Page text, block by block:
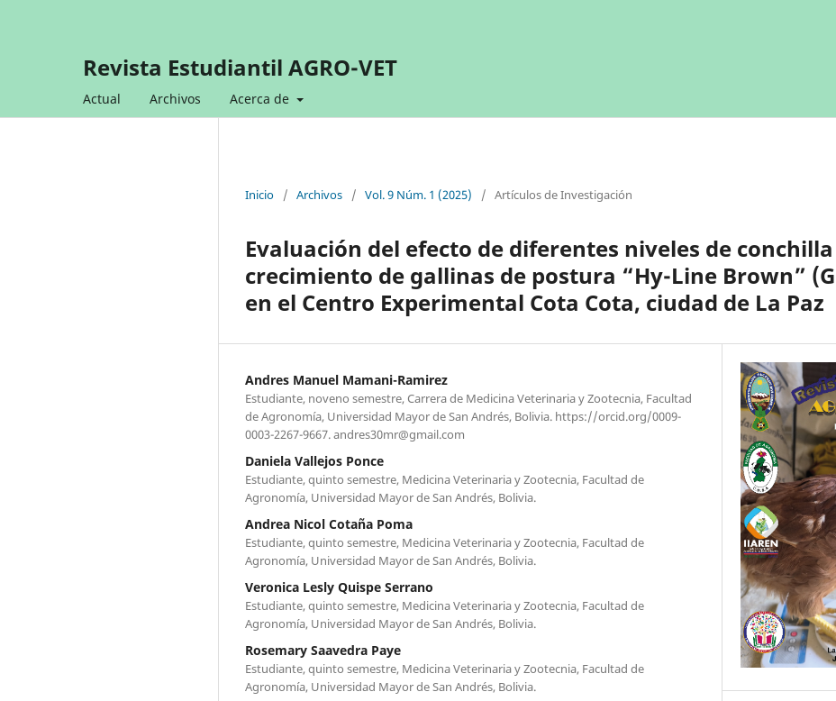
Revista Estudiantil AGRO-VET
Actual Archivos Acerca de
Inicio / Archivos / Vol. 9 Núm. 1 (2025) / Artículos de Investigación
Evaluación del efecto de diferentes niveles de
crecimiento de gallinas de postura “Hy-Line Brown”
en el Centro Experimental Cota Cota, ciudad de La Paz
Andres Manuel Mamani-Ramirez
Estudiante, noveno semestre, Carrera de Medicina Veterinaria y Zootecnia, Facultad
de Agronomía, Universidad Mayor de San Andrés, Bolivia. https://orcid.org/0009-
0003-2267-9667. andres30mr@gmail.com
Daniela Vallejos Ponce
Estudiante, quinto semestre, Medicina Veterinaria y Zootecnia, Facultad de
Agronomía, Universidad Mayor de San Andrés, Bolivia.
Andrea Nicol Cotaña Poma
Estudiante, quinto semestre, Medicina Veterinaria y Zootecnia, Facultad de
Agronomía, Universidad Mayor de San Andrés, Bolivia.
Veronica Lesly Quispe Serrano
Estudiante, quinto semestre, Medicina Veterinaria y Zootecnia, Facultad de
Agronomía, Universidad Mayor de San Andrés, Bolivia.
Rosemary Saavedra Paye
Estudiante, quinto semestre, Medicina Veterinaria y Zootecnia, Facultad de
Agronomía, Universidad Mayor de San Andrés, Bolivia.